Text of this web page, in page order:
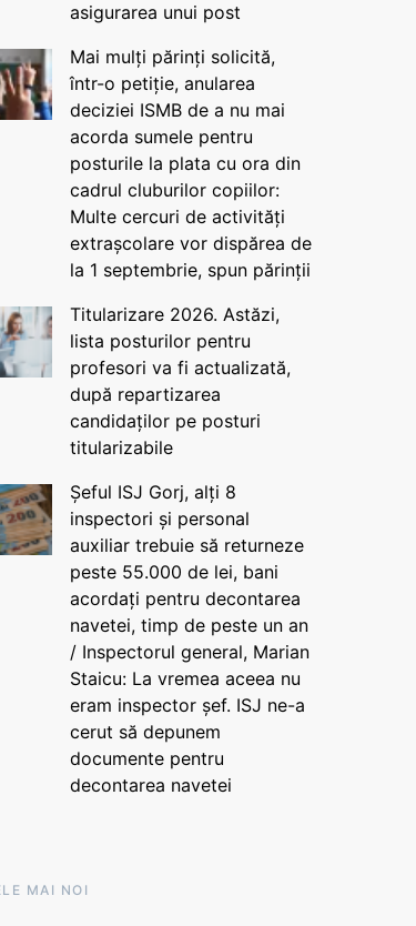
asigurarea unui post
Mai mulți părinți solicită,
într-o petiție, anularea
deciziei ISMB de a nu mai
acorda sumele pentru
posturile la plata cu ora din
cadrul cluburilor copiilor:
Multe cercuri de activități
extrașcolare vor dispărea de
la 1 septembrie, spun părinții
Titularizare 2026. Astăzi,
lista posturilor pentru
profesori va fi actualizată,
după repartizarea
candidaților pe posturi
titularizabile
Șeful ISJ Gorj, alți 8
inspectori și personal
auxiliar trebuie să returneze
peste 55.000 de lei, bani
acordați pentru decontarea
navetei, timp de peste un an
/ Inspectorul general, Marian
Staicu: La vremea aceea nu
eram inspector șef. ISJ ne-a
cerut să depunem
documente pentru
decontarea navetei
MAI NOI